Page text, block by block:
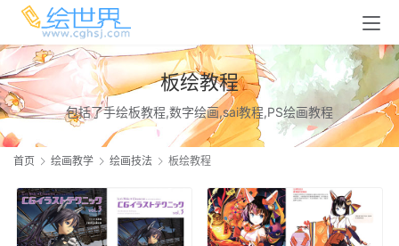
板绘教程
包括了手绘板教程,数字绘画,sai教程,PS绘画教程
首页 绘画教学 绘画技法 板绘教程